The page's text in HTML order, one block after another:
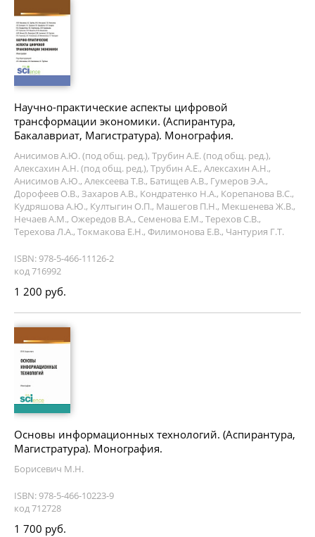
Научно-практические аспекты цифровой
трансформации экономики. (Аспирантура,
Бакалавриат, Магистратура). Монография.
Анисимов А.Ю. (под общ. ред.), Трубин А.Е. (под общ. ред.),
Алексахин А.Н. (под общ. ред.), Трубин А.Е., Алексахин А.Н.,
Анисимов А.Ю., Алексеева Т.В., Батищев А.В., Гумеров Э.А.,
Дорофеев О.В., Захаров А.В., Кондратенко Н.А., Корепанова В.С.,
Кудряшова А.Ю., Култыгин О.П., Машегов П.Н., Мекшенева Ж.В.,
Нечаев А.М., Ожередов В.А., Семенова Е.М., Терехов С.В.,
Терехова Л.А., Токмакова Е.Н., Филимонова Е.В., Чантурия Г.Т.
ISBN: 978-5-466-11126-2
код 716992
1 200 руб.
Основы информационных технологий. (Аспирантура,
Магистратура). Монография.
Борисевич М.Н.
ISBN: 978-5-466-10223-9
код 712728
1 700 руб.